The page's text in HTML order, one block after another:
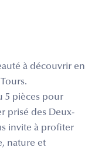
à découvrir en
5 pièces pour
prisé des Deux-
invite à profiter
nature et